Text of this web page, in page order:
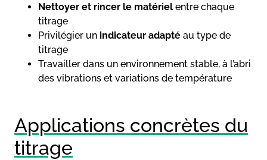
Nettoyer et rincer le matériel entre chaque
titrage
Privilégier un indicateur adapté au type de
titrage
Travailler dans un environnement stable, à l’abri
des vibrations et variations de température
Applications concrètes du
titrage